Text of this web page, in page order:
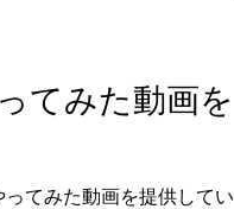
てみた動画を
てみた動画を提供してい